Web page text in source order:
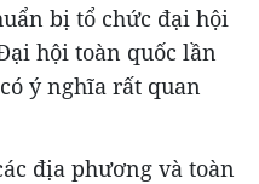
bị tổ chức đại hội
hội toàn quốc lần
ý nghĩa rất quan
địa phương và toàn